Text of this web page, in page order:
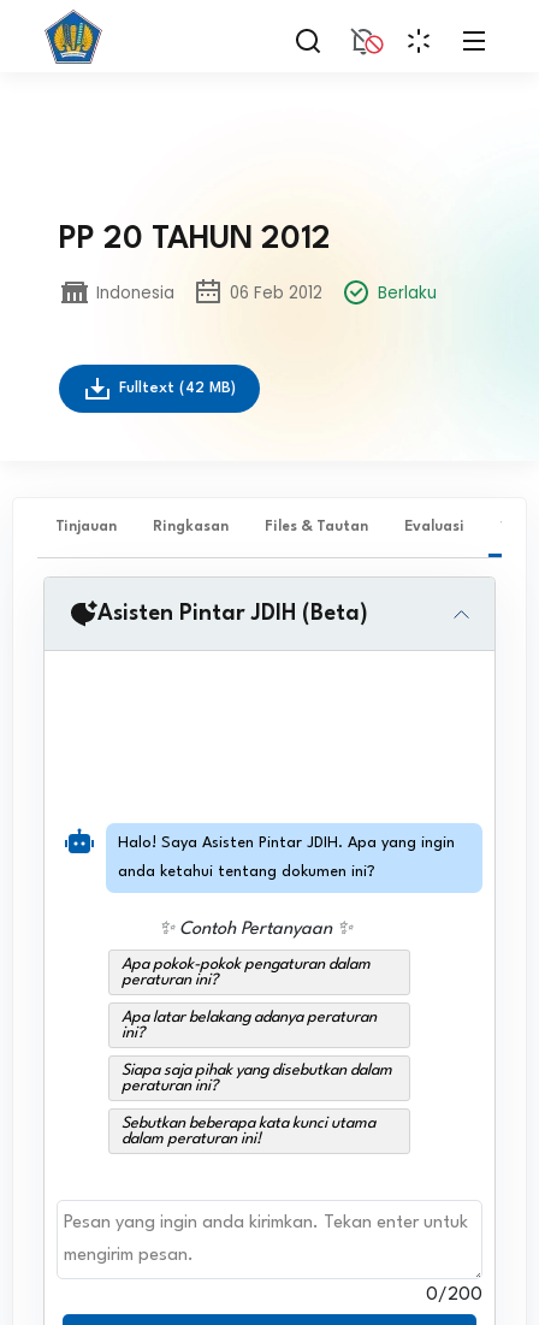
PP 20 TAHUN 2012
Indonesia 06 Feb 2012 Berlaku
Fulltext (42 MB)
Tinjauan Ringkasan Files & Tautan Evaluasi ✨
Asisten Pintar JDIH (Beta)
✨ Contoh Pertanyaan ✨
Apa pokok-pokok pengaturan dalam
peraturan ini?
Apa latar belakang adanya peraturan
ini?
Siapa saja pihak yang disebutkan dalam
peraturan ini?
Sebutkan beberapa kata kunci utama
dalam peraturan ini!
Halo! Saya Asisten Pintar JDIH. Apa yang ingin
anda ketahui tentang dokumen ini?
0/200